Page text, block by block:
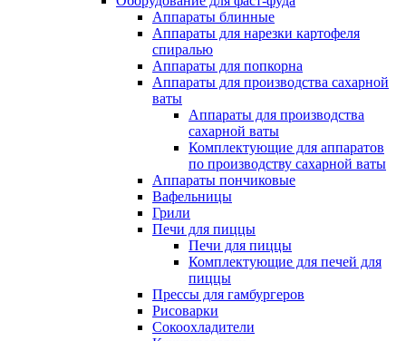
Аппараты блинные
Аппараты для нарезки картофеля
спиралью
Аппараты для попкорна
Аппараты для производства сахарной
ваты
Аппараты для производства
сахарной ваты
Комплектующие для аппаратов
по производству сахарной ваты
Аппараты пончиковые
Вафельницы
Грили
Печи для пиццы
Печи для пиццы
Комплектующие для печей для
пиццы
Прессы для гамбургеров
Рисоварки
Сокоохладители